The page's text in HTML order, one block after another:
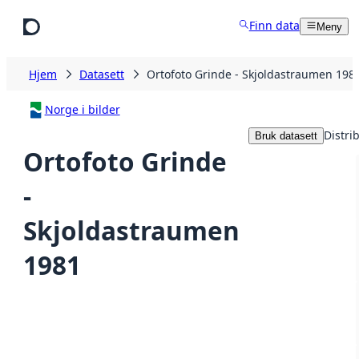
Finn data Meny
Hjem Datasett Ortofoto Grinde - Skjoldastraumen
Norge i bilder
Ortofoto Grinde
-
Skjoldastraumen
1981
Bruk datasett